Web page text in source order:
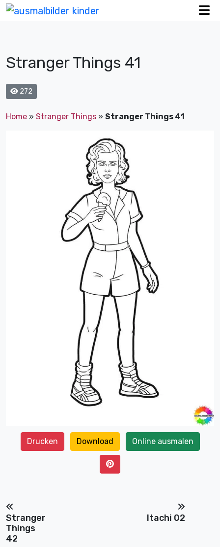
Stranger Things 41
272
Home » Stranger Things » Stranger Things 41
Drucken Download Online ausmalen
Stranger
Things
42
Itachi 02